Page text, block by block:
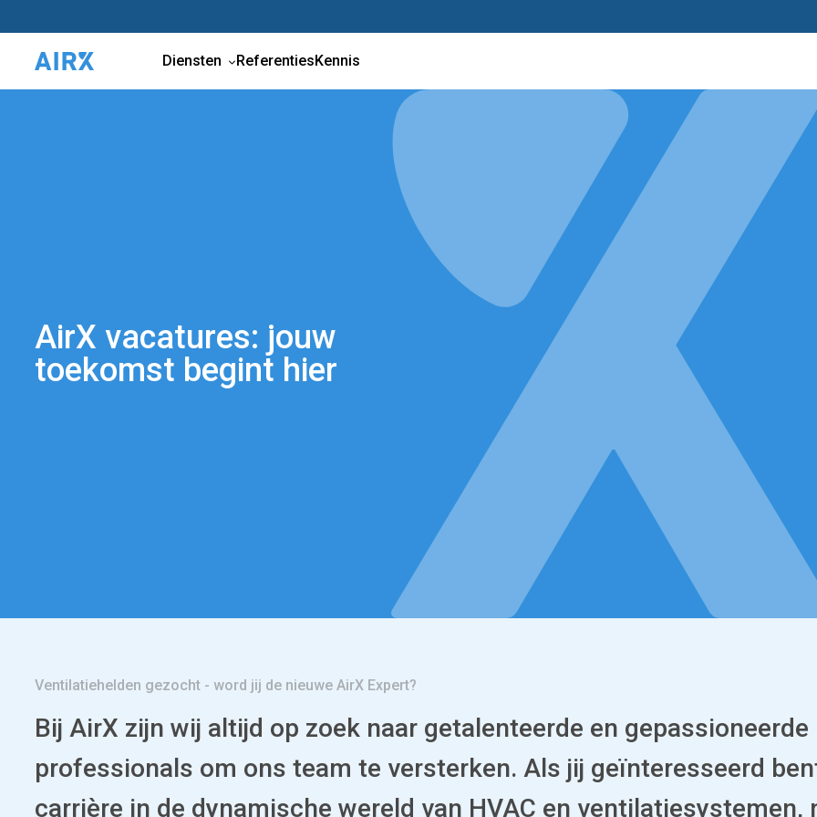
Diensten ReferentiesKennis
AirX vacatures: jouw
toekomst begint hier
Ventilatiehelden gezocht - word jij de nieuwe AirX Expert?
Bij AirX zijn wij altijd op zoek naar getalenteerde en gepassioneerde
professionals om ons team te versterken. Als jij geïnteresseerd
carrière in de dynamische wereld van HVAC en ventilatiesystemen,